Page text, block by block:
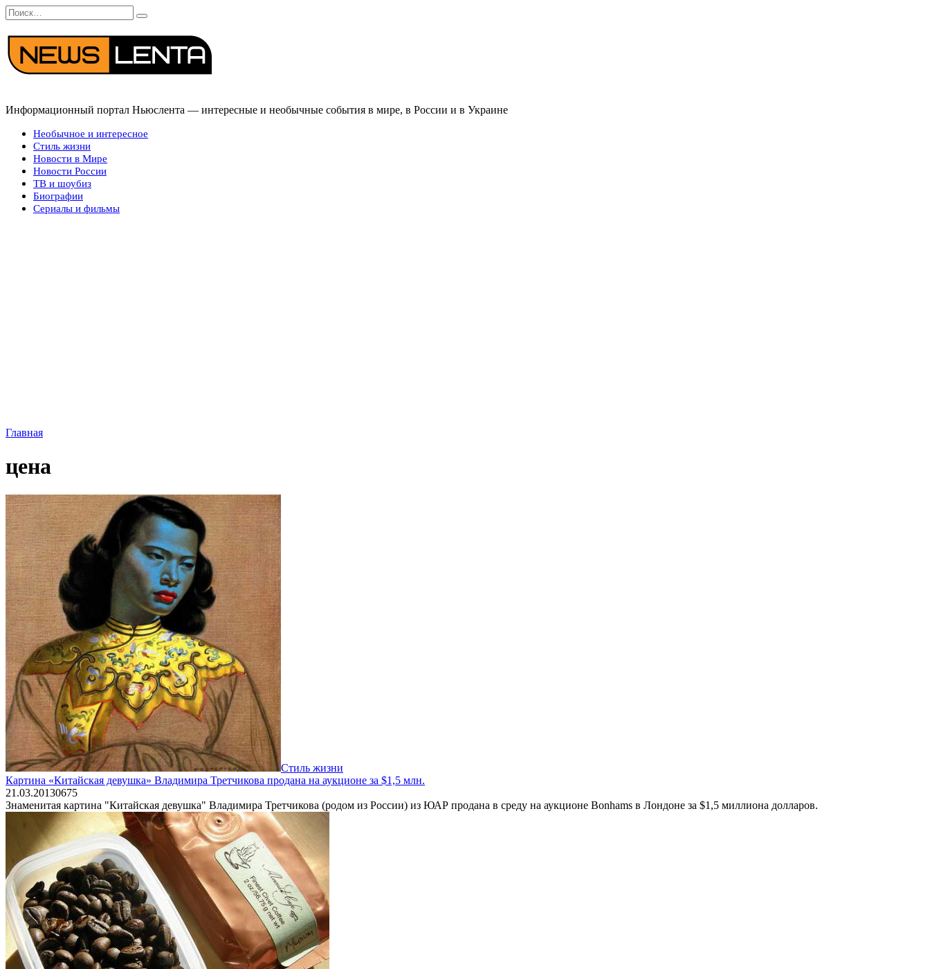
Перейти
к
содержанию
Search
for:
Информационный портал Ньюслента — интересные и необычные события в мире, в России и в Украине
Необычное и интересное
Стиль жизни
Новости в Мире
Новости России
ТВ и шоубиз
Биографии
Сериалы и фильмы
Главная
цена
Стиль жизни
Картина «Китайская девушка» Владимира Третчикова продана на аукционе за $1,5 млн.
21.03.20130675
Знаменитая картина "Китайская девушка" Владимира Третчикова (родом из России) из ЮАР продана в среду на аукционе Bonhams в Лондоне за $1,5 миллиона долларов.